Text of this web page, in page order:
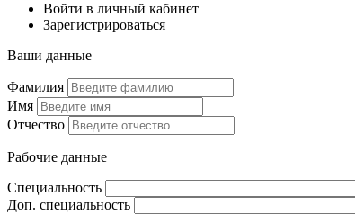
Войти в личный кабинет
Зарегистрироваться
Ваши данные
Фамилия
Имя
Отчество
Рабочие данные
Специальность
Доп. специальность